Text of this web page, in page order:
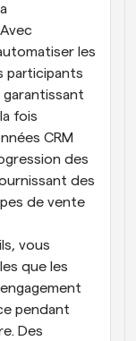
les
participants
garantissant
fois
CRM
des
des
de vente
vous
que les
pendant
Des